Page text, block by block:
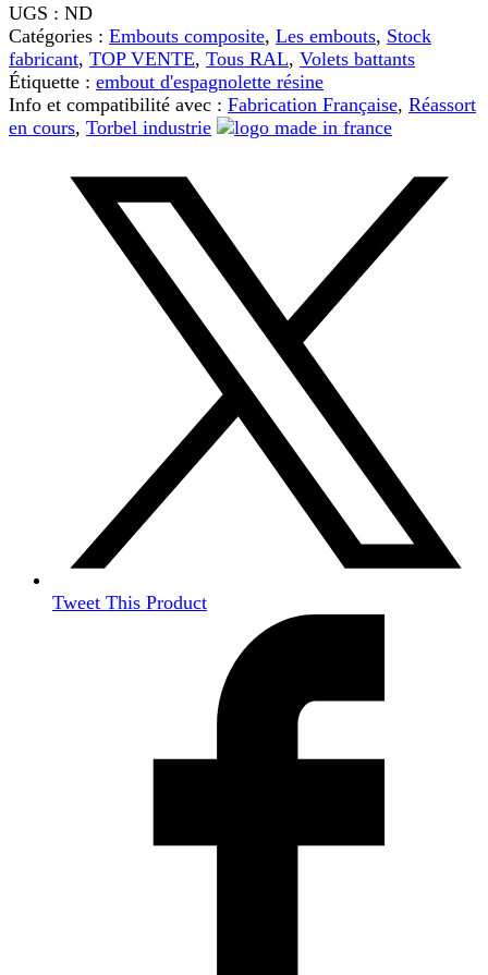
mm
UGS : ND
Catégories : Embouts composite, Les embouts, Stock
fabricant, TOP VENTE, Tous RAL, Volets battants
Étiquette : embout d'espagnolette résine
Info et compatibilité avec : Fabrication Française, Réassort
en cours, Torbel industrie
Tweet This Product